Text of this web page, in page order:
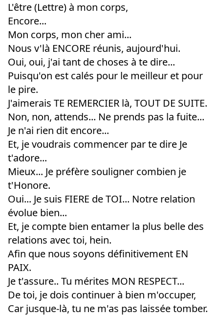
L'être (Lettre) à mon corps,
Encore...
Mon corps, mon cher ami...
Nous v'là ENCORE réunis, aujourd'hui.
Oui, oui, j'ai tant de choses à te dire...
Puisqu'on est calés pour le meilleur et pour
le pire.
J'aimerais TE REMERCIER là, TOUT DE SUITE.
Non, non, attends... Ne prends pas la fuite...
Je n'ai rien dit encore...
Et, je voudrais commencer par te dire Je
t'adore...
Mieux... Je préfère souligner combien je
t'Honore.
Oui... Je suis FIERE de TOI... Notre relation
évolue bien...
Et, je compte bien entamer la plus belle des
relations avec toi, hein.
Afin que nous soyons définitivement EN
PAIX.
Je t'assure.. Tu mérites MON RESPECT...
De toi, je dois continuer à bien m'occuper,
Car jusque-là, tu ne m'as pas laissée tomber.